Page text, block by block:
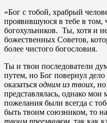
«Бог с тобой, храбрый
проявившуюся в тебе в том,
богохульников. Ты, хотя и
божественных Советов,
более чистого богословия.
Ты и твои последователи
путем, но Бог повернул
оказаться одним из твоих,
представлялась, однако
пожелания были всегда с
быть твоим союзником, то